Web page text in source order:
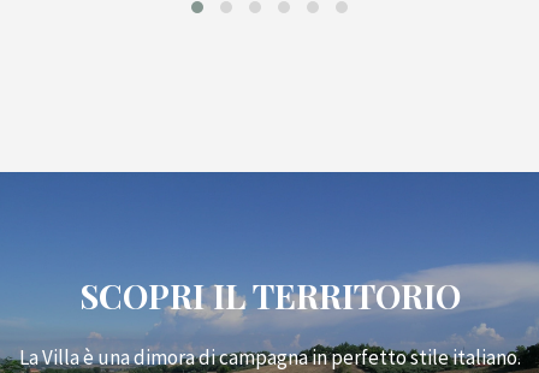
SCOPRI IL TERRITORIO
La Villa è una dimora di campagna in perfetto stile italiano.